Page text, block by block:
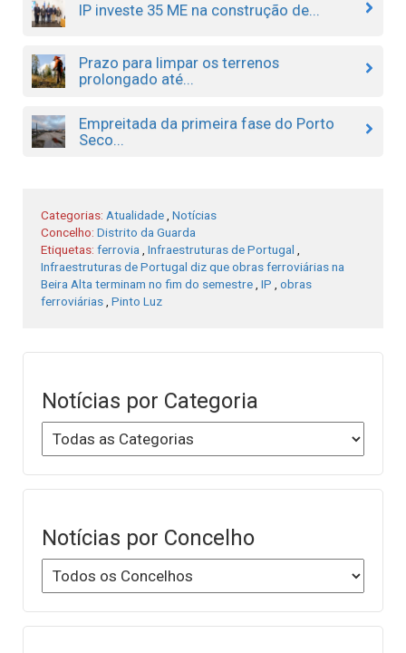
IP investe 35 ME na construção de...
Prazo para limpar os terrenos
prolongado até...
Empreitada da primeira fase do Porto
Seco...
Categorias: Atualidade, Notícias
Concelho: Distrito da Guarda
Etiquetas: ferrovia, Infraestruturas de Portugal ,
Infraestruturas de Portugal diz que obras ferroviárias na
Beira Alta terminam no fim do semestre, IP , obras
ferroviárias, Pinto Luz
Notícias por Categoria
Notícias por Concelho